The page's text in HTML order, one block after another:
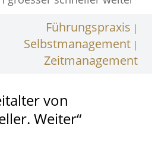
Führungspraxis |
Selbstmanagement |
Zeitmanagement
von
Weiter“